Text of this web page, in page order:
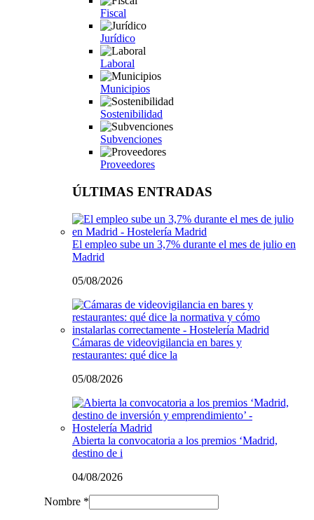
Fiscal
Jurídico
Laboral
Municipios
Sostenibilidad
Subvenciones
Proveedores
ÚLTIMAS ENTRADAS
El empleo sube un 3,7% durante el mes de julio en
Madrid
05/08/2026
Cámaras de videovigilancia en bares y
restaurantes: qué dice la
05/08/2026
Abierta la convocatoria a los premios ‘Madrid,
destino de i
04/08/2026
Nombre *